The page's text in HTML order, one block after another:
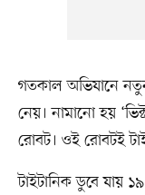
গতকাল অভিযানে নতুন
নেয়। নামানো হয়
রোবট। ওই রোবটই
টাইটানিক ডুবে যায়